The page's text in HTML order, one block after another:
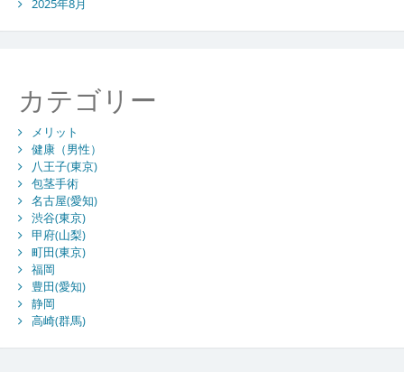
2025年8月
カテゴリー
メリット
健康（男性）
八王子(東京)
包茎手術
名古屋(愛知)
渋谷(東京)
甲府(山梨)
町田(東京)
福岡
豊田(愛知)
静岡
高崎(群馬)